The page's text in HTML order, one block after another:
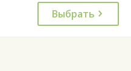
Выбрать